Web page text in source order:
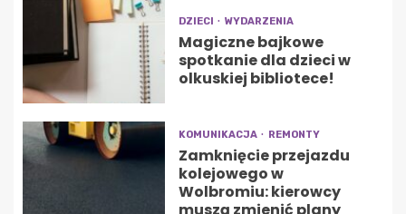
DZIECI WYDARZENIA
Magiczne bajkowe
spotkanie dla dzieci w
olkuskiej bibliotece!
KOMUNIKACJA REMONTY
Zamknięcie przejazdu
kolejowego w
Wolbromiu: kierowcy